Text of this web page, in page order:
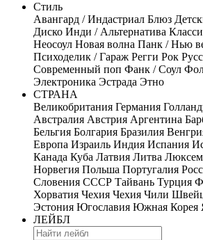
Стиль
Авангард / Индастриал Блюз
Диско Инди / Альтернатива
Неосоул Новая волна Панк / Нью
Психоделик / Гараж Регги Рок
Современный поп Фанк / Соул
Электроника Эстрада Этно
СТРАНА
Великобритания Германия
Австралия Австрия Аргентина
Бельгия Болгария Бразилия
Европа Израиль Индия Испания
Канада Куба Латвия Литва
Норвегия Польша Португалия
Словения СССР Тайвань Турция
Хорватия Чехия Чехия Чили
Эстония Югославия Южная Корея
ЛЕЙБЛ